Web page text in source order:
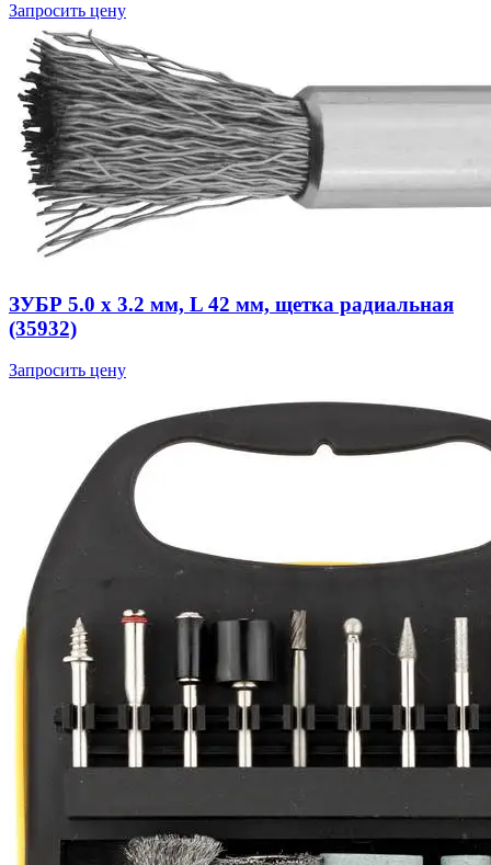
Запросить цену
ЗУБР 5.0 х 3.2 мм, L 42 мм, щетка радиальная
(35932)
Запросить цену